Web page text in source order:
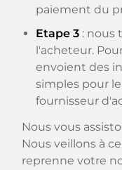
paiement du
Etape 3 : nous
l'acheteur.
envoient des
simples pour
fournisseur
Nous vous
Nous veillons à
reprenne votre